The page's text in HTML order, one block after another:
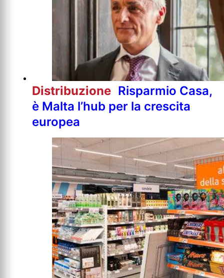
Distribuzione Risparmio Casa,
è Malta l’hub per la crescita
europea